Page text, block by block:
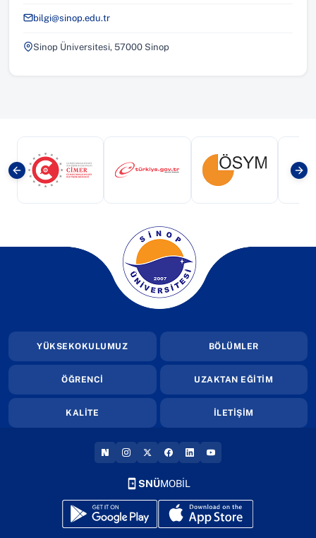
bilgi@sinop.edu.tr
Sinop Üniversitesi, 57000 Sinop
(yeni sekmede açılır)(yeni sekmede açılır)(yeni sekmede
(yeni sekmede açılır)
YÜKSEKOKULUMUZ BÖLÜMLER
ÖĞRENCİ UZAKTAN EĞİTİM
KALİTE İLETİŞİM
(YENI SEKMEDE AÇILIR)
(YENI SEKMEDE AÇILIR)
(YENI SEKMEDE AÇILIR)
(YENI SEKMEDE AÇILIR)
(YENI SEKMEDE AÇILIR)
(YENI SEKMEDE
SNÜMOBİL
(yeni sekmede açılır)(yeni sekmede açılır)